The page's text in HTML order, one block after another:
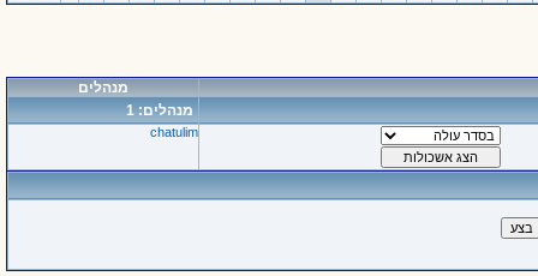
מנהלים
מנהלים: 1
chatulim